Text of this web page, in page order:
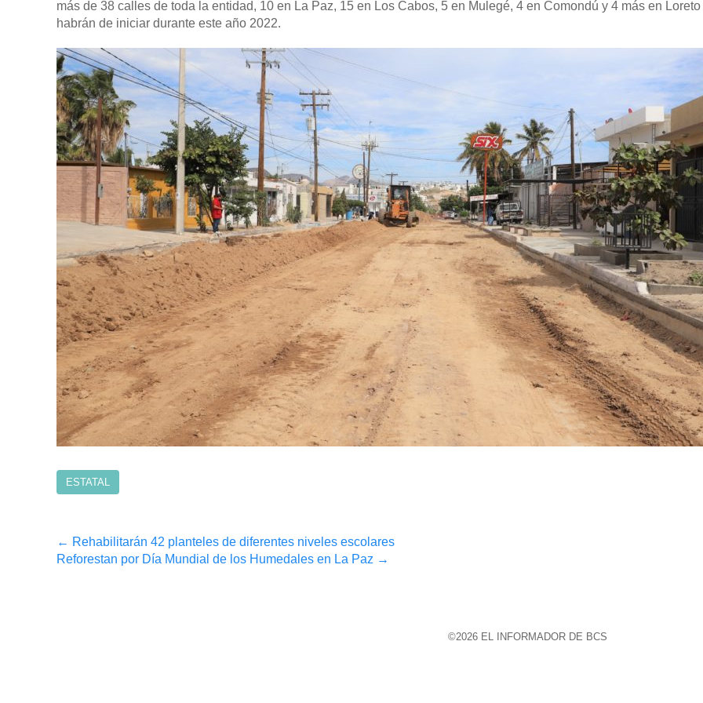
más de 38 calles de toda la entidad, 10 en La Paz, 15 en Los Cabos, 5 en Mulegé, 4 en Comondú y 4 más en
habrán de iniciar durante este año 2022.
ESTATAL
Post
navigation
← Rehabilitarán 42 planteles de diferentes niveles escolares
Reforestan por Día Mundial de los Humedales en La Paz →
©2026 EL INFORMADOR DE BCS